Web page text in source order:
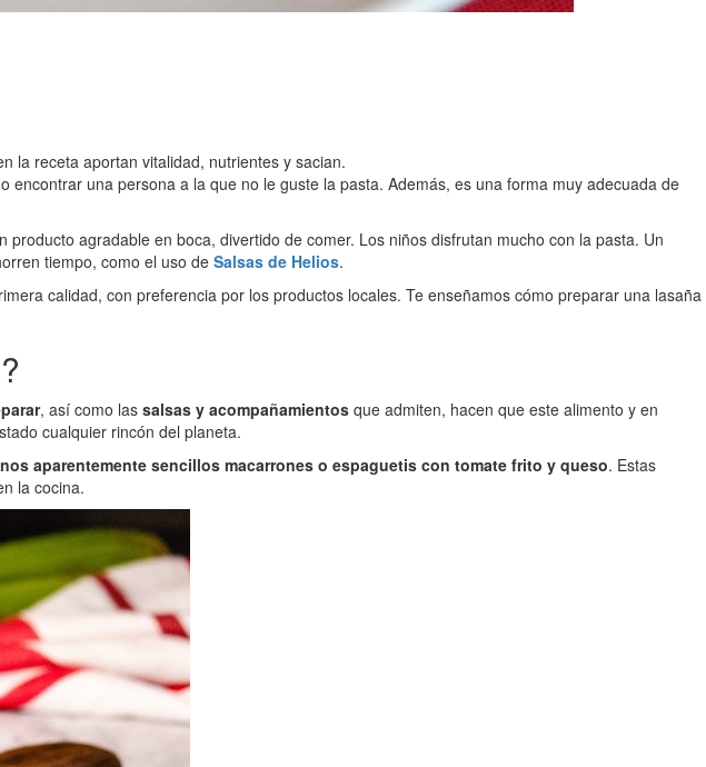
la receta aportan vitalidad, nutrientes y sacian.
una persona a la que no le guste la pasta. Además, es una forma muy adecuada de
agradable en boca, divertido de comer. Los niños disfrutan mucho con la pasta. Un
tiempo, como el uso de Salsas de Helios.
calidad, con preferencia por los productos locales. Te enseñamos cómo preparar una lasaña
, así como las salsas y acompañamientos que admiten, hacen que este alimento y en
cualquier rincón del planeta.
aparentemente sencillos macarrones o espaguetis con tomate frito y queso. Estas
la cocina.